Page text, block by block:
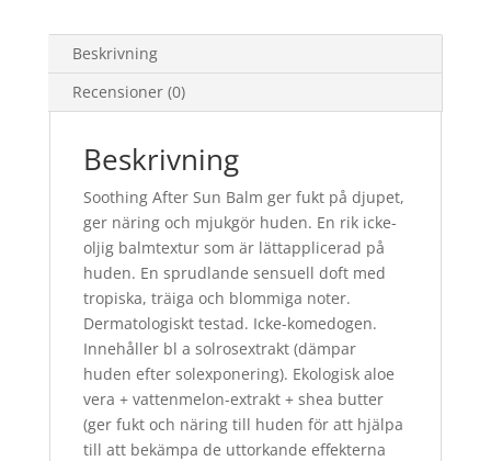
Beskrivning
Recensioner (0)
Beskrivning
Soothing After Sun Balm ger fukt på djupet,
ger näring och mjukgör huden. En rik icke-
oljig balmtextur som är lättapplicerad på
huden. En sprudlande sensuell doft med
tropiska, träiga och blommiga noter.
Dermatologiskt testad. Icke-komedogen.
Innehåller bl a solrosextrakt (dämpar
huden efter solexponering). Ekologisk aloe
vera + vattenmelon-extrakt + shea butter
(ger fukt och näring till huden för att hjälpa
till att bekämpa de uttorkande effekterna